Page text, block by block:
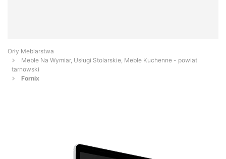
Orły Meblarstwa
Meble Na Wymiar, Usługi Stolarskie, Meble Kuchenne - powiat
tarnowski
Fornix